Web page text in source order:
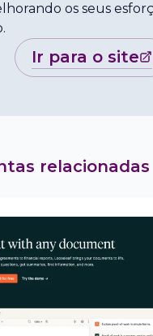
os seus
ir para o site
relacionadas